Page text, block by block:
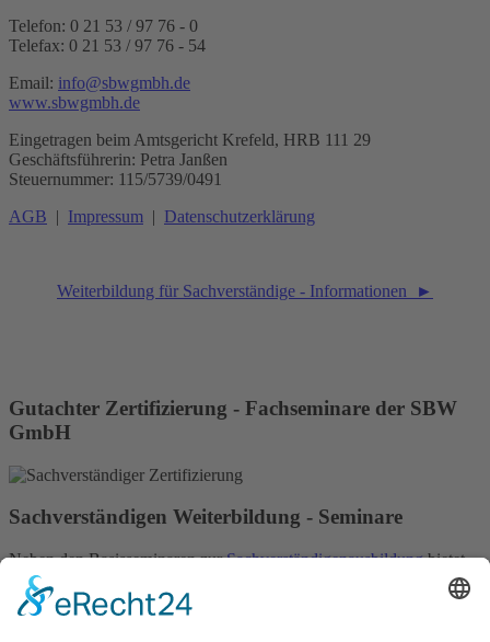
Telefon: 0 21 53 / 97 76 - 0
Telefax: 0 21 53 / 97 76 - 54
Email: info@sbwgmbh.de
www.sbwgmbh.de
Eingetragen beim Amtsgericht Krefeld, HRB 111 29
Geschäftsführerin: Petra Janßen
Steuernummer: 115/5739/0491
AGB | Impressum | Datenschutzerklärung
Weiterbildung für Sachverständige - Informationen ►
Gutachter Zertifizierung - Fachseminare der SBW
GmbH
Sachverständigen Weiterbildung - Seminare
Neben den Basisseminaren zurSachverständigenausbildungbietet
die SBW GmbH auch eine Vielzahl fundierter Fachseminare zur
gezielten Weiterbildung in Ihrem jeweiligen Fachgebiet an. Immer
wichtiger wird dabei die EU-Zertifizierung für Gutachter.